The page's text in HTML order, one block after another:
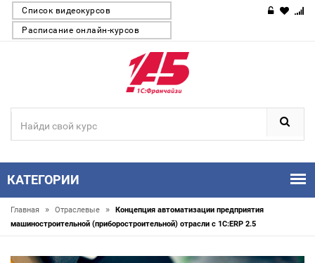
Список видеокурсов
Расписание онлайн-курсов
КАТЕГОРИИ
Главная » Отраслевые »
Концепция автоматизации предприятия
машиностроительной (приборостроительной) отрасли с 1С:ERP 2.5